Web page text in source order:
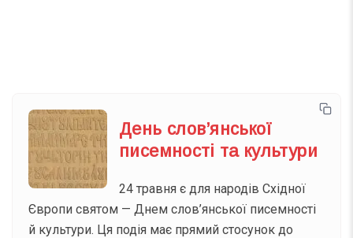
День слов’янської
писемності та культури
24 травня є для народів Східної
Європи святом — Днем слов’янської писемності
й культури. Ця подія має прямий стосунок до